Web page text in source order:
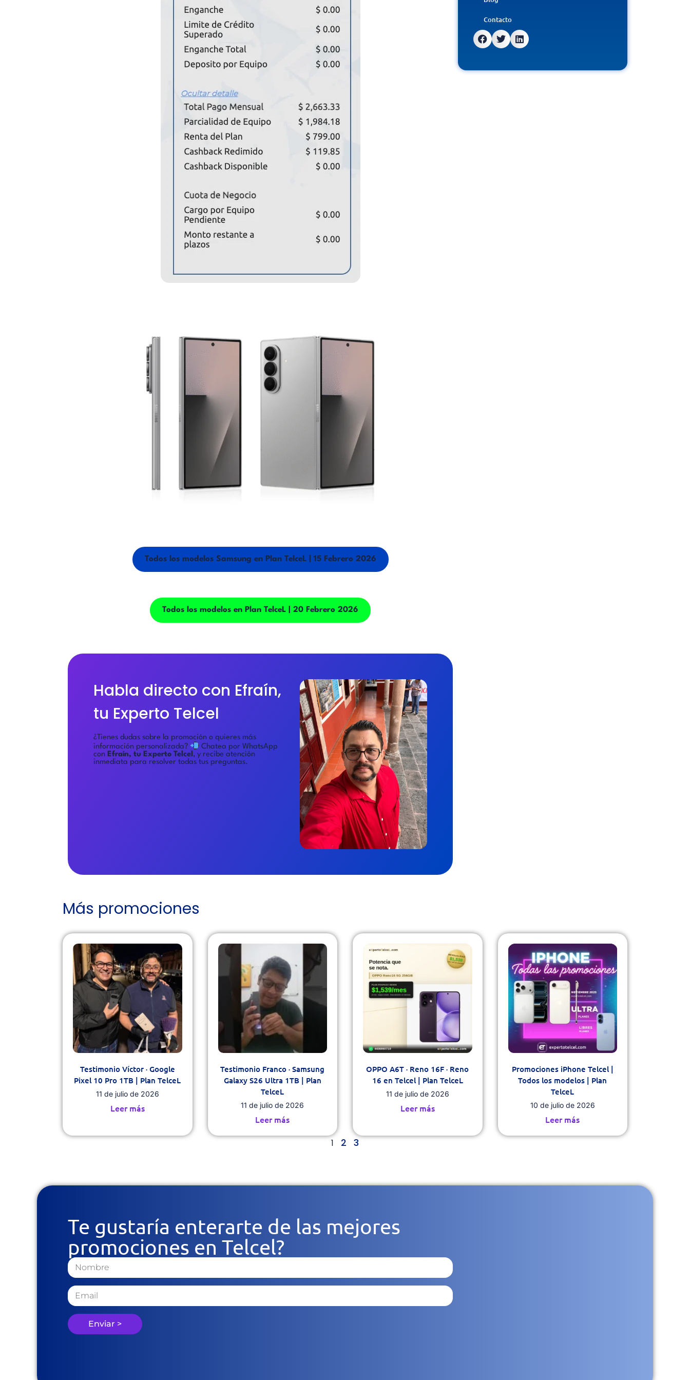
Todos los modelos Samsung en Plan TelceL | 15 Febrero 2026
Todos los modelos en Plan TelceL | 20 Febrero 2026
Habla directo con Efraín,
tu Experto Telcel
¿Tienes dudas sobre la promoción o quieres más
información personalizada?
Chatea por WhatsApp
con Efraín, tu Experto Telcel, y recibe atención
inmediata para resolver todas tus preguntas.
Contacto
Más promociones
Testimonio Víctor · Google
Pixel 10 Pro 1TB | Plan TelceL
11 de julio de 2026
Leer más
Testimonio Franco · Samsung
Galaxy S26 Ultra 1TB | Plan
TelceL
11 de julio de 2026
Leer más
OPPO A6T · Reno 16F · Reno
16 en Telcel | Plan TelceL
11 de julio de 2026
Leer más
Promociones iPhone Telcel |
Todos los modelos | Plan
TelceL
10 de julio de 2026
Leer más
1 2 3
Te gustaría enterarte de las mejores
promociones en Telcel?
Enviar >